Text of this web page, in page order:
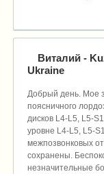
Виталий -
Ukraine
Добрый день. Мое
поясничного
дисков L4-L5, L5-
уровне L4-L5, L5-
межпозвонковых
сохранены.
незначительные